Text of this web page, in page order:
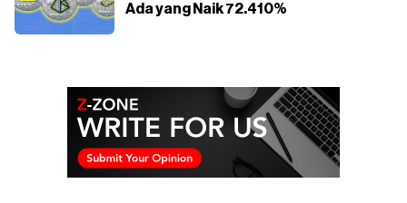
Ada yang Naik 72.410%